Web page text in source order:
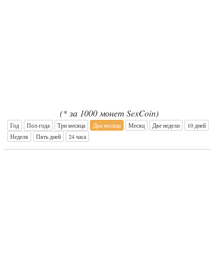
(* за 1000 монет SexCoin)
Год Пол-года Три месяца Два месяца Месяц Две недели
10 дней
Неделя
Пять дней 24 часа